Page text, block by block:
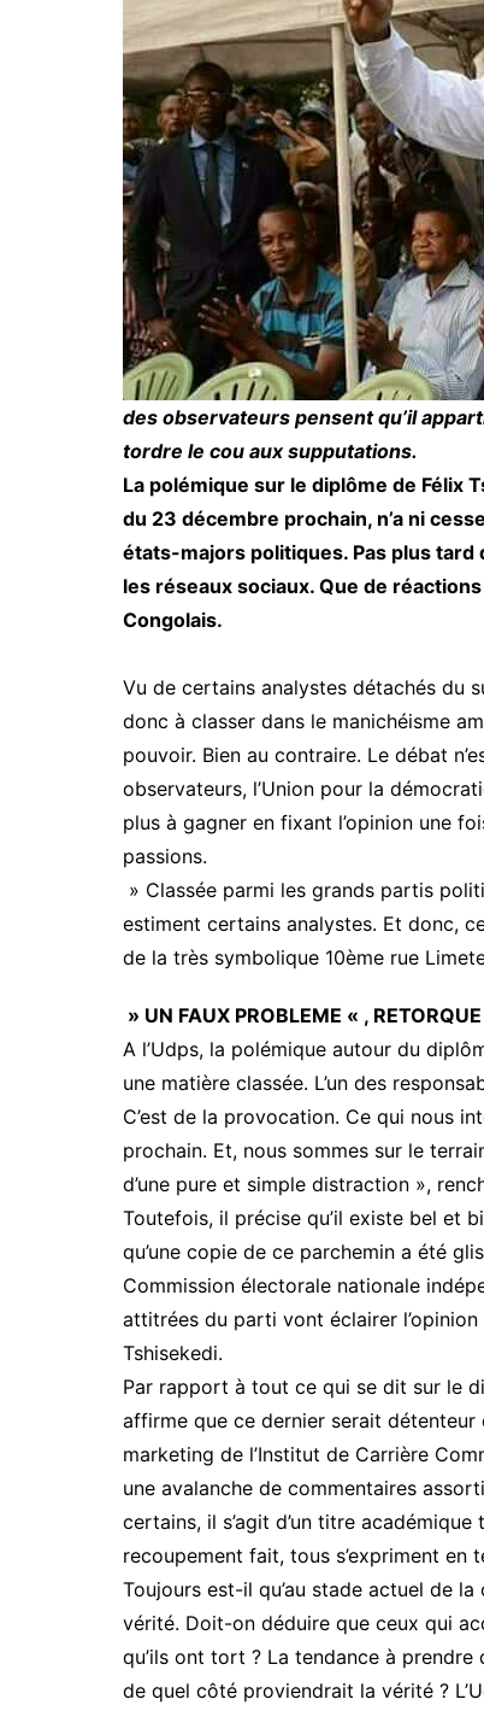
des observateurs pensent qu’il
tordre le cou aux supputations.
La polémique sur le diplôme de Félix
du 23 décembre prochain, n’a ni
états-majors politiques. Pas plus
les réseaux sociaux. Que de
Congolais.
Vu de certains analystes détachés du
donc à classer dans le manichéisme
pouvoir. Bien au contraire. Le débat
observateurs, l’Union pour la
plus à gagner en fixant l’opinion une
passions.
» Classée parmi les grands partis
estiment certains analystes. Et donc,
de la très symbolique 10ème rue
» UN FAUX PROBLEME « , RETORQUE
A l’Udps, la polémique autour du
une matière classée. L’un des
C’est de la provocation. Ce qui nous
prochain. Et, nous sommes sur le
d’une pure et simple distraction »,
Toutefois, il précise qu’il existe bel et
qu’une copie de ce parchemin a été
Commission électorale nationale
attitrées du parti vont éclairer
Tshisekedi.
Par rapport à tout ce qui se dit sur le
affirme que ce dernier serait détenteur
marketing de l’Institut de Carrière
une avalanche de commentaires
certains, il s’agit d’un titre
recoupement fait, tous s’expriment
Toujours est-il qu’au stade actuel de
vérité. Doit-on déduire que ceux qui
qu’ils ont tort ? La tendance à
de quel côté proviendrait la vérité ?